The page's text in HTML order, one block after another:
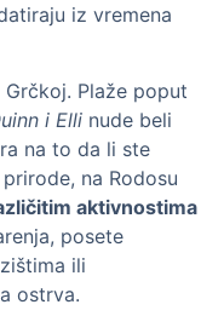
iz vremena
Plaže poput
i Elli nude beli
na to da li ste
na Rodosu
aktivnostima
posete
ili
ostrva.